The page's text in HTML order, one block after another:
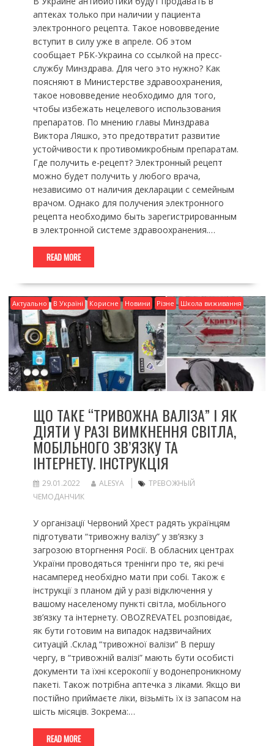
аптеках только при наличии у пациента
электронного рецепта. Такое нововведение
вступит в силу уже в апреле. Об этом
сообщает РБК-Украина со ссылкой на пресс-
службу Минздрава. Для чего это нужно? Как
поясняют в Министерстве здравоохранения,
такое нововведение необходимо для того,
чтобы избежать нецелевого использования
препаратов. По мнению главы Минздрава
Виктора Ляшко, это предотвратит развитие
устойчивости к противомикробным препаратам.
Где получить е-рецепт? Электронный рецепт
можно будет получить у любого врача,
независимо от наличия декларации с семейным
врачом. Однако для получения электронного
рецепта необходимо быть зарегистрированным
в электронной системе здравоохранения.…
READ MORE
Актуально В Україні Корисне Новини Різне Школа виживання
ЩО ТАКЕ “ТРИВОЖНА ВАЛІЗА” І ЯК
ДІЯТИ У РАЗІ ВИМКНЕННЯ СВІТЛА,
МОБІЛЬНОГО ЗВ’ЯЗКУ ТА
ІНТЕРНЕТУ. ІНСТРУКЦІЯ
29.01.2022 ALESYA
ТРЕВОЖНЫЙ
ЧЕМОДАНЧИК
У організації Червоний Хрест радять українцям
підготувати “тривожну валізу” у зв’язку з
загрозою вторгнення Росії. В обласних центрах
України проводяться тренінги про те, які речі
насамперед необхідно мати при собі. Також є
інструкції з планом дій у разі відключення у
вашому населеному пункті світла, мобільного
зв’язку та інтернету. OBOZREVATEL розповідає,
як бути готовим на випадок надзвичайних
ситуацій .Склад “тривожної валізи” В першу
чергу, в “тривожній валізі” мають бути особисті
документи та їхні ксерокопії у водонепроникному
пакеті. Також потрібна аптечка з ліками. Якщо ви
постійно приймаєте ліки, візьміть їх із запасом на
шість місяців. Зокрема:…
READ MORE